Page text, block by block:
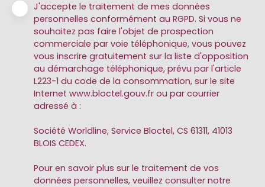
J'accepte le traitement de mes données
personnelles conformément au RGPD. Si vous ne
souhaitez pas faire l'objet de prospection
commerciale par voie téléphonique, vous pouvez
vous inscrire gratuitement sur la liste d'opposition
au démarchage téléphonique, prévu par l'article
L223-1 du code de la consommation, sur le site
Internet www.bloctel.gouv.fr ou par courrier
adressé à :
Société Worldline, Service Bloctel, CS 61311, 41013
BLOIS CEDEX.
Pour en savoir plus sur le traitement de vos
données personnelles, veuillez consulter notre